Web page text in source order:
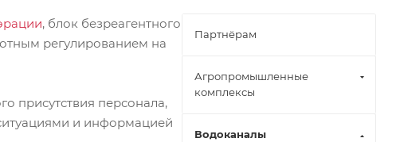
, блок безреагентного
регулированием на
присутствия персонала,
и информацией
Партнёрам
Агропромышленные
комплексы
Водоканалы